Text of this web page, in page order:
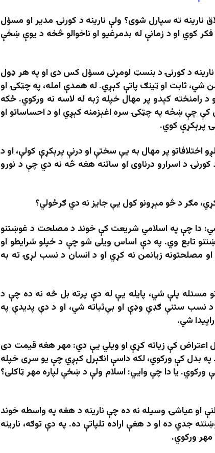
نارینه ته سپارل شوی؟ ولې نارینه د کورنۍ مدیر او مسؤل
فکر کوي او د زمانې له بدمرغیو او ناخوالو څخه د یوې ښځې
نارینه د کورنۍ د بنسټ لومړنی مسؤل کس دی او په هر ډول
شي، ثابت او ټینګ پاتې کېږي. له همدې امله، په چټکۍ او
رامنځته کېدو پر مهال خپله ژبه له لاسه نه ورکوي. ځکه
کې چې ښځه په چټکۍ سره اغېزمنه کېږي او د احساساتو او
پرېکړې کوي.
پر مهال به یې سختې او درنې پرېکړې کولې، او د
د اسرارو درناوی او ساتنه هغه څه نه دي چې د نورو
مګر د څو مېړونو کول یې جایز نه دي ګرځولي؟
دا چې په اسلامي شریعت کې خوند د مصلحت د غوښتنو
تابع وي. په دې اساس ویلی شو چې د خپلو شرایطو او
مصلحتونه زیانمن نه کړي او د انسان د نسب لړۍ ته به
مسئله پلې شي، پایله یې له دې پرته بل څه نه ده چې د
د نسب ستنې ګډې وډې او بې‌ثباته شي، او د دې پدیدې په
شي.
اعتراض کې زیاته کړې او ویلي یې دي: مهر هغه قیمت دی
بدل کې ورکوي، لکه داسې انګېرل کېږي چې یو سړی خپله
یا دا چې وایي: اسلام ولې د ښځې لپاره مهر ټاکلی؟
او عیاشۍ وسیله نه ده چې نارینه د هغه په واسطه خوند
جدي ده او د هغې اراده تلپاتې ده. په دې توګه، نارینه
ورکوي.